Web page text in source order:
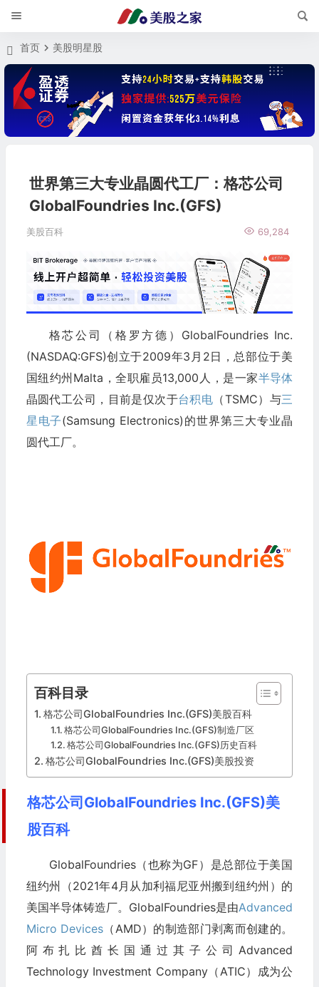
首页 美股明星股
世界第三大专业晶圆代工厂：格芯公司
GlobalFoundries Inc.(GFS)
美股百科 69,284
格芯公司（格罗方德）GlobalFoundries Inc.
(NASDAQ:GFS)创立于2009年3月2日，总部位于美
国纽约州Malta，全职雇员13,000人，是一家半导体
晶圆代工公司，目前是仅次于台积电 （TSMC）与三
星电子(Samsung Electronics)的世界第三大专业晶
圆代工厂。
百科目录
格芯公司GlobalFoundries Inc.(GFS)美股百科
格芯公司GlobalFoundries Inc.(GFS)制造厂区
格芯公司GlobalFoundries Inc.(GFS)历史百科
格芯公司GlobalFoundries Inc.(GFS)美股投资
格芯公司GlobalFoundries Inc.(GFS)美
股百科
GlobalFoundries（也称为GF）是总部位于美国
纽约州（2021年4月从加利福尼亚州搬到纽约州）的
美国半导体铸造厂。GlobalFoundries是由Advanced
Micro Devices（AMD）的制造部门剥离而创建的。
阿布扎比酋长国通过其子公司Advanced
Technology Investment Company（ATIC）成为公